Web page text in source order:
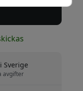
Sverige
avgifter